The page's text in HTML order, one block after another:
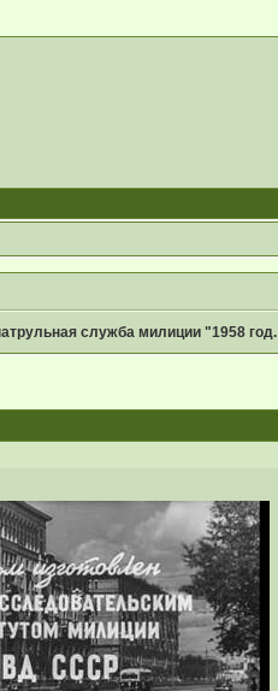
служба милиции "1958 год.